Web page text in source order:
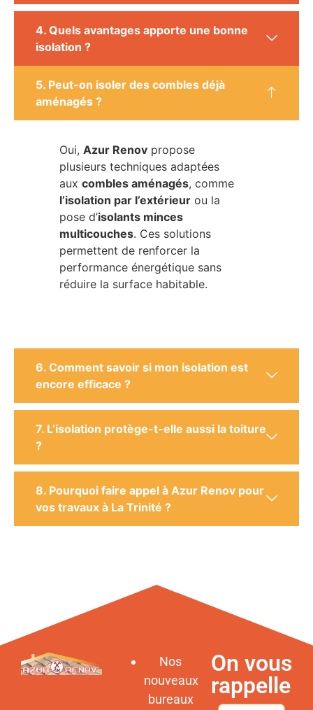
4. Quels avantages apporte une bonne
isolation ?
5. Peut-on isoler des combles déjà
aménagés ?
Oui, Azur Renov propose
plusieurs techniques adaptées
aux combles aménagés, comme
l’isolation par l’extérieur ou la
pose d’isolants minces
multicouches. Ces solutions
permettent de renforcer la
performance énergétique sans
réduire la surface habitable.
6. Comment savoir si mon isolation est
encore efficace ?
7. L’isolation protège-t-elle aussi la toiture
?
8. Pourquoi faire appel à Azur Renov pour
vos travaux à La Trinité ?
Nos
nouveaux
bureaux
On vous
rappelle